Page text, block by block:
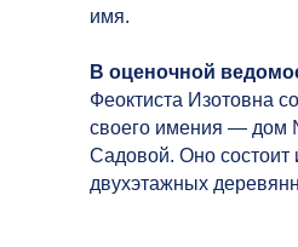
имя.
В оценочной
Феоктиста Изотовна
своего имения — дом
Садовой. Оно состоит
двухэтажных